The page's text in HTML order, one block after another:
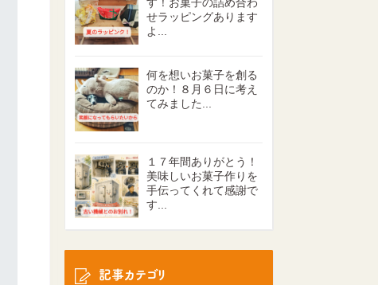
す！お菓子の詰め合わ
せラッピングあります
よ...
何を想いお菓子を創る
のか！８月６日に考え
てみました...
１７年間ありがとう！
美味しいお菓子作りを
手伝ってくれて感謝で
す...
記事カテゴリ